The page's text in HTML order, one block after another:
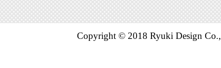
Copyright © 2018 Ryuki Design